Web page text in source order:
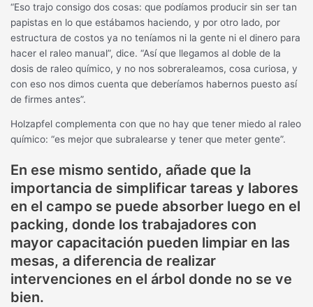
“Eso trajo consigo dos cosas: que podíamos producir sin ser tan
papistas en lo que estábamos haciendo, y por otro lado, por
estructura de costos ya no teníamos ni la gente ni el dinero para
hacer el raleo manual”, dice. “Así que llegamos al doble de la
dosis de raleo químico, y no nos sobreraleamos, cosa curiosa, y
con eso nos dimos cuenta que deberíamos habernos puesto así
de firmes antes”.
Holzapfel complementa con que no hay que tener miedo al raleo
químico: “es mejor que subralearse y tener que meter gente”.
En ese mismo sentido, añade que la
importancia de simplificar tareas y labores
en el campo se puede absorber luego en el
packing, donde los trabajadores con
mayor capacitación pueden limpiar en las
mesas, a diferencia de realizar
intervenciones en el árbol donde no se ve
bien.